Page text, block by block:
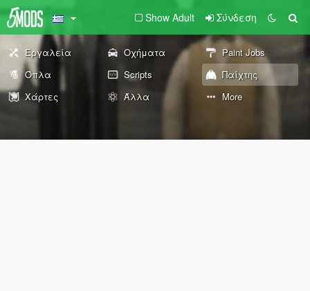
Show Adult Σύνδεση
Εργαλεία Οχήματα
Paint Jobs
Όπλα
Scripts
Παίχτης
Χάρτες
Άλλα More